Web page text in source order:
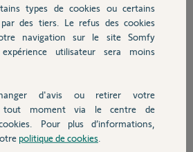
au fil de discussion
types de cookies ou certains
par des tiers. Le refus des cookies
navigation sur le site Somfy
utilisateur sera moins
d'avis ou retirer votre
tout moment via le centre de
Pour plus d’informations,
politique de cookies